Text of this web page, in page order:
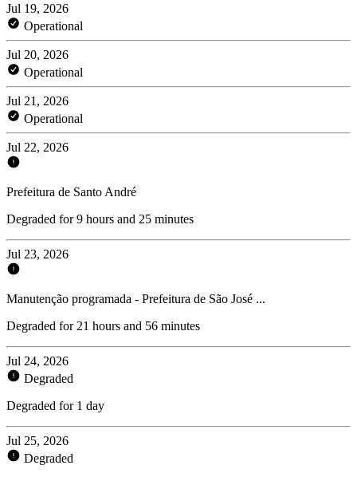
Jul 19, 2026
Operational
Jul 20, 2026
Operational
Jul 21, 2026
Operational
Jul 22, 2026
Prefeitura de Santo André
Degraded for 9 hours and 25 minutes
Jul 23, 2026
Manutenção programada - Prefeitura de São José ...
Degraded for 21 hours and 56 minutes
Jul 24, 2026
Degraded
Degraded for 1 day
Jul 25, 2026
Degraded